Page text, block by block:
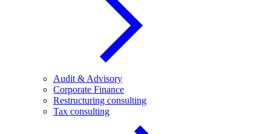
Audit & Advisory
Corporate Finance
Restructuring consulting
Tax consulting